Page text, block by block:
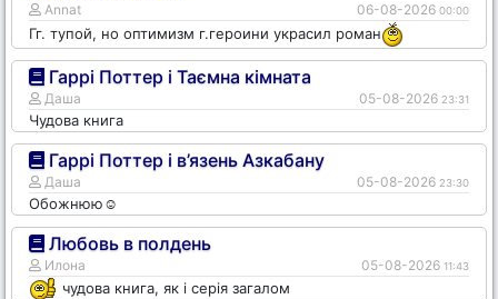
Annat 06-08-2026 00:00
Гг. тупой, но оптимизм г.героини украсил роман
Гаррі Поттер і Таємна кімната
Даша 05-08-2026 23:31
Чудова книга
Гаррі Поттер і в’язень Азкабану
Даша 05-08-2026 23:30
Обожнюю☺️
Любовь в полдень
Илона 05-08-2026 11:43
чудова книга, як і серія загалом